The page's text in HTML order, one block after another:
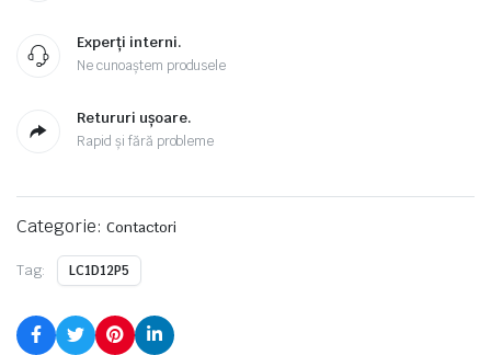
Experți interni.
Ne cunoaștem produsele
Retururi ușoare.
Rapid și fără probleme
Categorie: Contactori
Tag: LC1D12P5